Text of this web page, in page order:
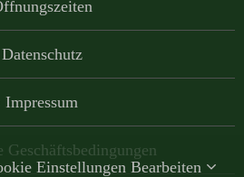
Datenschutz
Impressum
Geschäftsbedingungen
Einstellungen Bearbeiten